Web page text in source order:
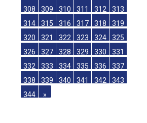
308
309 310 311 312
313
314
315 316 317 318
319
320
321 322 323 324
325
326
327 328 329 330
331
332
333 334 335 336
337
338
339 340 341 342
343
344
»